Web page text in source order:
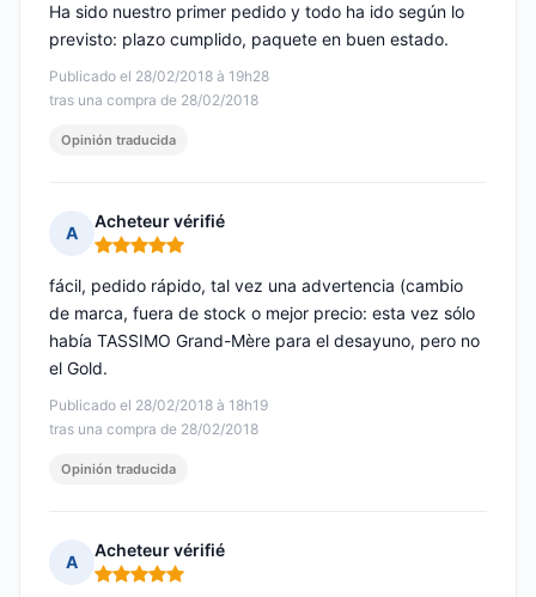
Publicado el 28/02/2018 à 19h28
tras una compra de 28/02/2018
Ha sido nuestro primer pedido y todo ha ido según lo
previsto: plazo cumplido, paquete en buen estado.
Opinión traducida
A
Acheteur vérifié
Nota: 5 de 5
Publicado el 28/02/2018 à 18h19
tras una compra de 28/02/2018
fácil, pedido rápido, tal vez una advertencia (cambio
de marca, fuera de stock o mejor precio: esta vez sólo
había TASSIMO Grand-Mère para el desayuno, pero no
el Gold.
Opinión traducida
A
Acheteur vérifié
Nota: 5 de 5